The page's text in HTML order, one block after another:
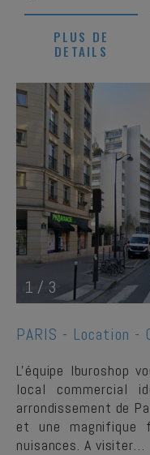
PLUS DE
DETAILS
1 / 3
PARIS - Location -
L'équipe Iburoshop
local commercial
arrondissement de
et une magnifique
nuisances. A visiter…